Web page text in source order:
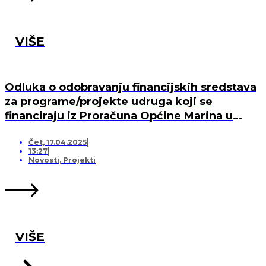
VIŠE
Odluka o odobravanju financijskih sredstava
za programe/projekte udruga koji se
financiraju iz Proračuna Općine Marina u
Čet, 17.04.2025
13:27
Novosti, Projekti
VIŠE